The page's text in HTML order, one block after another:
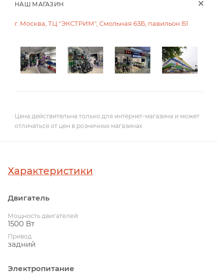
НАШ МАГАЗИН
г. Москва, ТЦ "ЭКСТРИМ", Смольная 63Б, павильон Б1
Цена действительна только для интернет-магазина и может
отличаться от цен в розничных магазинах
Характеристики
Двигатель
Мощность двигателей
1500 Вт
Привод
задний
Электропитание